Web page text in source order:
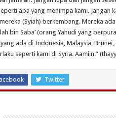
apa yang menimpa kami. Jangan
(Syiah) berkembang. Mereka
bin Saba’ (orang Yahudi yang
yang ada di Indonesia, Malaysia,
seperti kami di Syria. Aamiin.”
Twitter